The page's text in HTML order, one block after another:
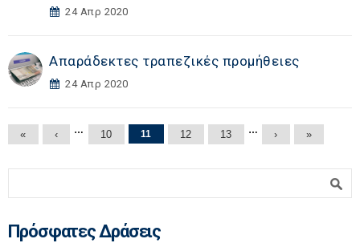
24 Απρ 2020
Απαράδεκτες τραπεζικές προμήθειες
24 Απρ 2020
Σελίδες
« ‹ … 10 11 12 13 … › »
Πρόσφατες Δράσεις